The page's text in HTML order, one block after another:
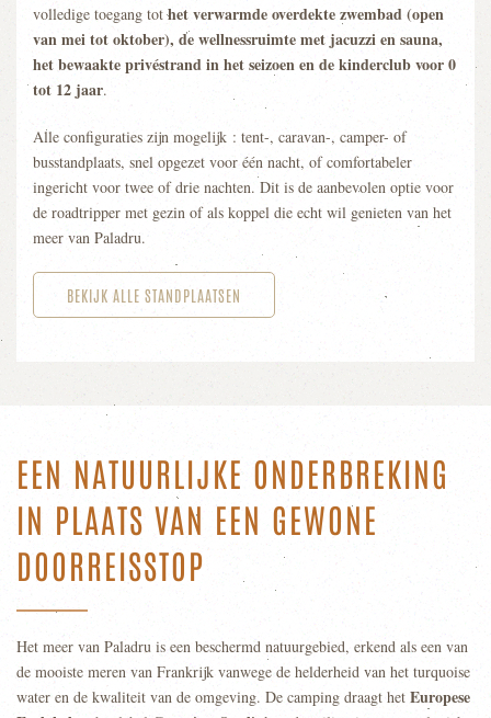
volledige toegang tothet verwarmde overdekte zwembad (open
van mei tot oktober), de wellnessruimte met jacuzzi en sauna,
het bewaakte privéstrand in het seizoen en de kinderclub voor 0
tot 12 jaar.
Alle configuraties zijn mogelijk : tent-, caravan-, camper- of
busstandplaats, snel opgezet voor één nacht, of comfortabeler
ingericht voor twee of drie nachten. Dit is de aanbevolen optie voor
de roadtripper met gezin of als koppel die echt wil genieten van het
meer van Paladru.
BEKIJK ALLE STANDPLAATSEN
EEN NATUURLIJKE ONDERBREKING
IN PLAATS VAN EEN GEWONE
DOORREISSTOP
Het meer van Paladru is een beschermd natuurgebied, erkend als een van
de mooiste meren van Frankrijk vanwege de helderheid van het turquoise
water en de kwaliteit van de omgeving. De camping draagt het Europese